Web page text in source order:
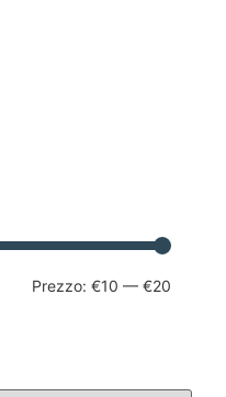
Prezzo: €10 — €20